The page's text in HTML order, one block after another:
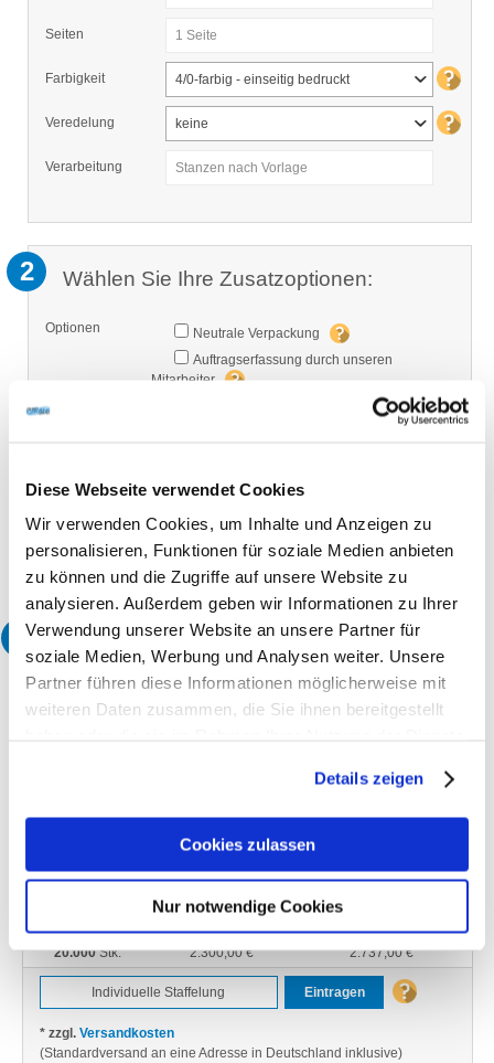
Diese Webseite verwendet Cookies
Wir verwenden Cookies, um Inhalte und Anzeigen zu
personalisieren, Funktionen für soziale Medien anbieten
zu können und die Zugriffe auf unsere Website zu
analysieren. Außerdem geben wir Informationen zu Ihrer
Verwendung unserer Website an unsere Partner für
soziale Medien, Werbung und Analysen weiter. Unsere
Partner führen diese Informationen möglicherweise mit
weiteren Daten zusammen, die Sie ihnen bereitgestellt
Details zeigen
Cookies zulassen
Nur notwendige Cookies
Seiten 1 Seite
Farbigkeit 4/0-farbig - einseitig bedruckt
Veredelung keine
Verarbeitung Stanzen nach Vorlage
2 Wählen Sie Ihre Zusatzoptionen:
Optionen
Neutrale Verpackung
Auftragserfassung durch unseren
Mitarbeiter
Produktionszeit 7 Arbeitstage
Korrekturabzug Ohne Proof
3 Wählen Sie Ihre gewünschte Menge:
Menge ohne MwSt.* inkl. 19% MwSt.*
100 Stk. 300,00 €
357,00 €
535,50 €
20.000Stk. 2.300,00 € 2.737,00 €
Eintragen
* zzgl. Versandkosten
(Standardversand an eine Adresse in Deutschland inklusive)